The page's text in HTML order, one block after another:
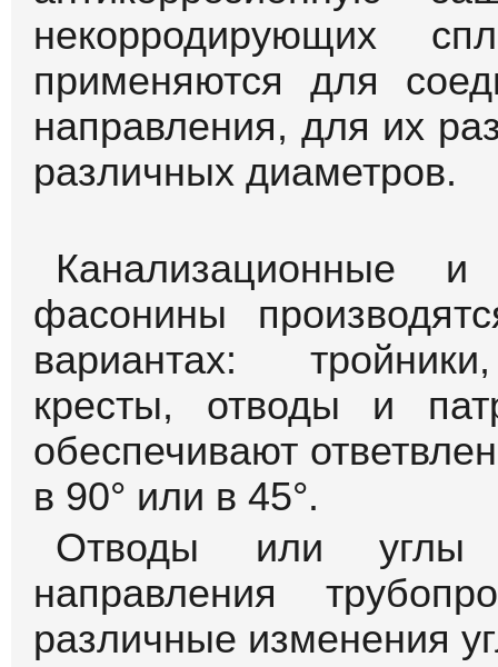
некорродирующих
применяются для
направления, для их
различных диаметров.
Канализационные и
фасонины
вариантах:
кресты, отводы и
обеспечивают
в 90° или в 45°.
Отводы или углы
направления
различные изменения